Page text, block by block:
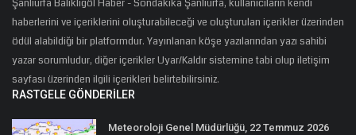
Şanlıurfa Balıklıgöl Haber - Sondakika Şanlıurfa, kullanıcıların kendi
haberlerini ve içeriklerini oluşturabileceği ve oluşturulan içerikler üzerinden
ödül alabildiği bir platformdur. Yayınlanan köşe yazılarından yazı sahibi
yazar sorumludur, diğer içerikler Uyar/Kaldır sistemine tabi olup iletişim
sayfası üzerinden ilgili içerikleri belirtebilirsiniz.
RASTGELE GÖNDERILER
Meteoroloji Genel Müdürlüğü, 22 Temmuz 2026